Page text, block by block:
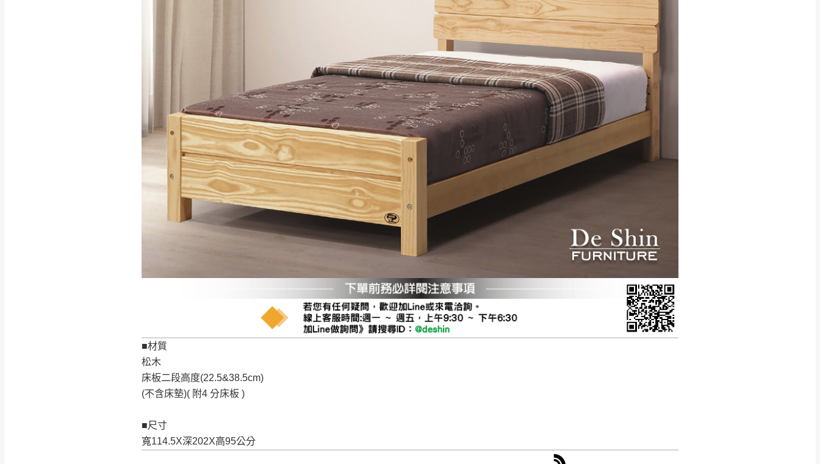
■材質
松木
床板二段高度(22.5&38.5cm)
(不含床墊)( 附4 分床板 )
■尺寸
寬114.5X深202X高95公分
＊A108產品另收運費
門、林口 下福里、新店山區、三峽山區、
石碇、坪林、福隆、淡水山區、北投湖山
路、深坑山區
$ 9,000以上：免運費
$ 9,000以下：NT$500元
＊A108產品另收運費
基隆山區
苗栗
$ 9,000以上：免運費
$ 9,000以下：NT$500元
＊A108產品另收運費
卓蘭鎮、三灣、通霄山區、西湖、泰安
鄉、大湖鄉、頭屋、獅潭鄉
配送天數：5~14天
到貨時間：指定送貨日當天以電話聯絡確認
｜周（一）配送部門固定公休無送貨｜
台北市、新北市地區固定每周(三)、(日)兩天收送貨
彰化、南投、雲林、嘉義、台南、高雄、屏東、宜蘭、 花蓮、台東、金門、馬祖、澎湖地區
@dershin ）
加收說明
其它注意事項
因大型傢俱有組裝、配送的問題，並非一般快速到貨商品，無法指定特定時間送達，司機當天到貨前皆
會再與您通知，讓你不用整天在家等貨，以節省您的寶貴時間。
由於百貨公司配送較為不易，故暫無法配送至百貨公司內部。
若您選擇三聯式或索取兩聯式發票，發票將於商品完成出貨15個工作天另行寄出，另外約加上2~7個工作天內
送達，如遇國定假日將順延寄送。
退換貨說明：
若收到不良品，請於到貨日起七日內通知本公司客服人員，我們將為您更換新品，運費皆由本站負責，
所有退回及換貨之商品必須是全新狀態且完整包裝，床墊、床包、枕頭類產品需為未拆封狀態(請保持商
品、附件、包裝、廠商紙及所有附隨文件或資料之完整性)，若未依照上述方式處理，恕無法接受退貨。
由於透過電腦螢幕選購商品，可能會因個人電腦螢幕的設定色差或解析度等因素， 與實際商品的顏色、
質感稍有不同，如因此而需退換貨，
需自付來回運費及人資成本，請您訂購前詳加確認。(包含商品尺寸
非因本公司問題而需退換貨，請於收到貨7日內通知客服人員(Line@ ID：@dershin
，並須保持商品全新
狀態與完整包裝。鑑賞期間若發生非本司因素致使之汙損破壞，恕無法辦理退換貨。
台北市、新北市地區固定每周(三)、(日)兩天收送貨，敬請見諒！
者同意將會進行維修)。
到貨7日內為鑑賞期(注意:鑑賞期非試用期)，若非商品品質瑕疵問題於鑑賞期內退貨之情形，我們需酌收
，且在特定時日會給予折扣，